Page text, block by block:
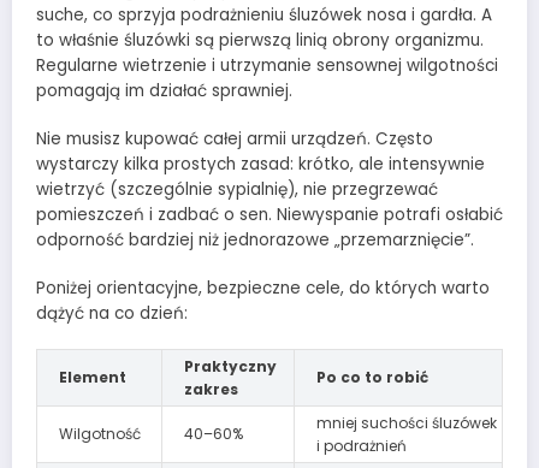
suche, co sprzyja podrażnieniu śluzówek nosa i gardła. A
to właśnie śluzówki są pierwszą linią obrony organizmu.
Regularne wietrzenie i utrzymanie sensownej wilgotności
pomagają im działać sprawniej.
Nie musisz kupować całej armii urządzeń. Często
wystarczy kilka prostych zasad: krótko, ale intensywnie
wietrzyć (szczególnie sypialnię), nie przegrzewać
pomieszczeń i zadbać o sen. Niewyspanie potrafi osłabić
odporność bardziej niż jednorazowe „przemarznięcie”.
Poniżej orientacyjne, bezpieczne cele, do których warto
dążyć na co dzień:
Element
Praktyczny
zakres
Po co to robić
Wilgotność 40–60%
mniej suchości śluzówek
i podrażnień